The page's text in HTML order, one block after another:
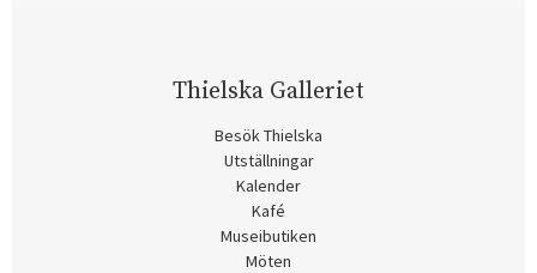
Thielska Galleriet
Besök Thielska
Utställningar
Kalender
Kafé
Museibutiken
Möten